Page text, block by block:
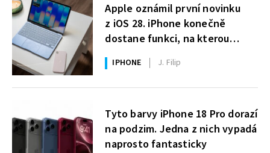
Apple oznámil první novinku
z iOS 28. iPhone konečně
dostane funkci, na kterou
uživatelé Windows čekají roky
IPHONE J. Filip
Tyto barvy iPhone 18 Pro dorazí
na podzim. Jedna z nich vypadá
naprosto fantasticky